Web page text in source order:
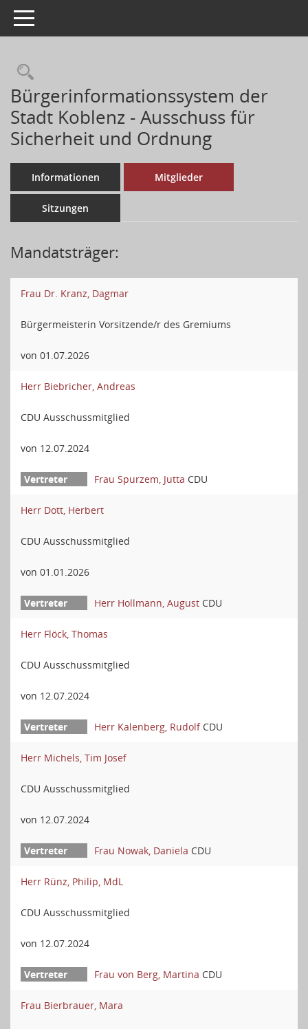
Toggle navigation
Bürgerinformationssystem der
Stadt Koblenz - Ausschuss für
Sicherheit und Ordnung
Informationen Mitglieder
Sitzungen
Mandatsträger:
Frau Dr. Kranz, Dagmar
Bürgermeisterin Vorsitzende/r des Gremiums
von 01.07.2026
Herr Biebricher, Andreas
CDU Ausschussmitglied
von 12.07.2024
Frau Spurzem, Jutta CDU
Herr Dott, Herbert
CDU Ausschussmitglied
von 01.01.2026
Herr Hollmann, August CDU
Herr Flöck, Thomas
CDU Ausschussmitglied
von 12.07.2024
Herr Kalenberg, RudolfCDU
Herr Michels, Tim Josef
CDU Ausschussmitglied
von 12.07.2024
Frau Nowak, Daniela CDU
Herr Rünz, Philip, MdL
CDU Ausschussmitglied
von 12.07.2024
Frau von Berg, Martina CDU
Frau Bierbrauer, Mara